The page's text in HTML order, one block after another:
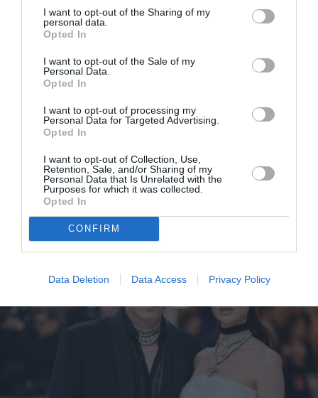
I want to opt-out of the Sharing of my
personal data.
Opted In
I want to opt-out of the Sale of my
Personal Data.
Opted In
I want to opt-out of processing my
Personal Data for Targeted Advertising.
Opted In
I want to opt-out of Collection, Use,
Retention, Sale, and/or Sharing of my
Personal Data that Is Unrelated with the
Purposes for which it was collected.
Opted In
CONFIRM
Data Deletion Data Access Privacy Policy
H Nicola Peltz με τον Brooklyn Beckham μας
έδειξαν τα πανέμορφα σκυλάκια τους